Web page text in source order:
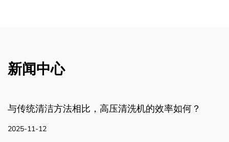
新闻中心
与传统清洁方法相比，高压清洗机的效率如何？
2025-11-12